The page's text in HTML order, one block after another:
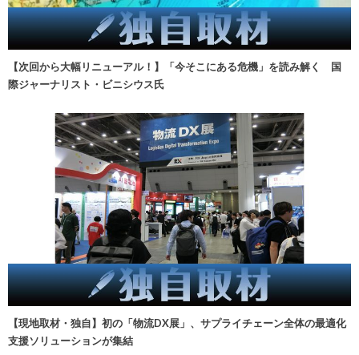
【次回から大幅リニューアル！】「今そこにある危機」を読み解く 国
際ジャーナリスト・ビニシウス氏
【現地取材・独自】初の「物流DX展」、サプライチェーン全体の最適化
支援ソリューションが集結